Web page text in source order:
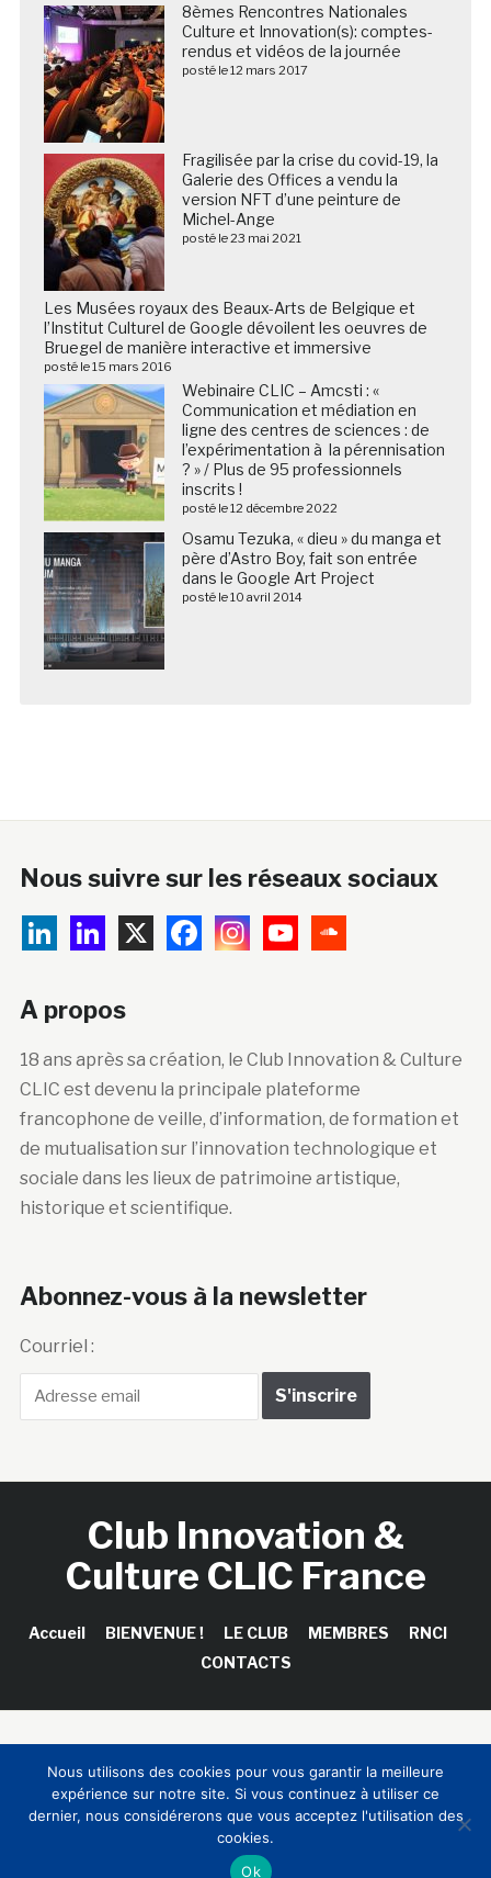
8èmes Rencontres Nationales
Culture et Innovation(s): comptes-
rendus et vidéos de la journée
posté le 12 mars 2017
Fragilisée par la crise du covid-19, la
Galerie des Offices a vendu la
version NFT d’une peinture de
Michel-Ange
posté le 23 mai 2021
Les Musées royaux des Beaux-Arts de Belgique et
l’Institut Culturel de Google dévoilent les oeuvres de
Bruegel de manière interactive et immersive
posté le 15 mars 2016
Webinaire CLIC – Amcsti : «
Communication et médiation en
ligne des centres de sciences : de
l’expérimentation à la pérennisation
? » / Plus de 95 professionnels
inscrits !
posté le 12 décembre 2022
Osamu Tezuka, « dieu » du manga et
père d’Astro Boy, fait son entrée
dans le Google Art Project
posté le 10 avril 2014
Nous suivre sur les réseaux sociaux
A propos
18 ans après sa création, le Club Innovation & Culture
CLIC est devenu la principale plateforme
francophone de veille, d’information, de formation et
de mutualisation sur l’innovation technologique et
sociale dans les lieux de patrimoine artistique,
historique et scientifique.
Abonnez-vous à la newsletter
Courriel :
Club Innovation &
Culture CLIC France
Accueil BIENVENUE ! LE CLUB MEMBRES
RNCI
CONTACTS
Sinapses Conseils
Nous utilisons des cookies pour vous garantir la meilleure
expérience sur notre site. Si vous continuez à utiliser ce
dernier, nous considérerons que vous acceptez l'utilisation des
cookies.
Ok